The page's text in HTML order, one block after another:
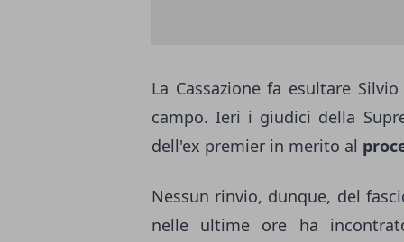
La Cassazione fa esultare
campo. Ieri i giudici della
dell'ex premier in merito al
Nessun rinvio, dunque, del
nelle ultime ore ha